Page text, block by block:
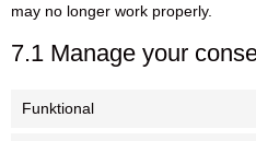
may no longer work properly.
7.1 Manage your
Funktional